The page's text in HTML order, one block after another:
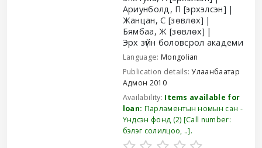
Ариунболд, П [эрхэлсэн]
Жанцан, С [зөвлөх]
Бямбаа, Ж [зөвлөх]
Эрх зүйн боловсрол академи
Language: Mongolian
Publication details:Улаанбаатар
Адмон 2010
Availability: Items available for
loan: Парламентын номын сан -
Үндсэн фонд (2) Call number:
бэлэг солилцоо, .. .